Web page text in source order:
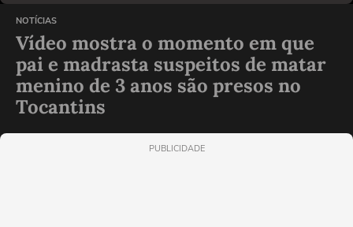
NOTÍCIAS
Vídeo mostra o momento em que
pai e madrasta suspeitos de matar
menino de 3 anos são presos no
Tocantins
PUBLICIDADE